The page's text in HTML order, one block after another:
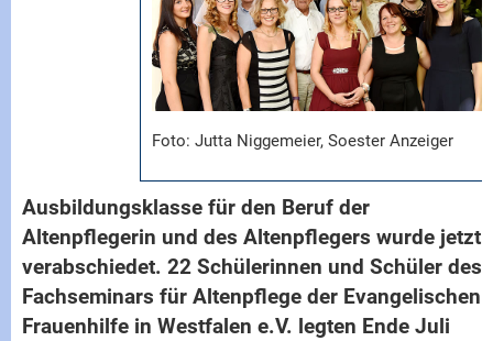
Foto: Jutta Niggemeier, Soester Anzeiger
Ausbildungsklasse für den Beruf der
Altenpflegerin und des Altenpflegers wurde jetzt
verabschiedet. 22 Schülerinnen und Schüler des
Fachseminars für Altenpflege der Evangelischen
Frauenhilfe in Westfalen e.V. legten Ende Juli